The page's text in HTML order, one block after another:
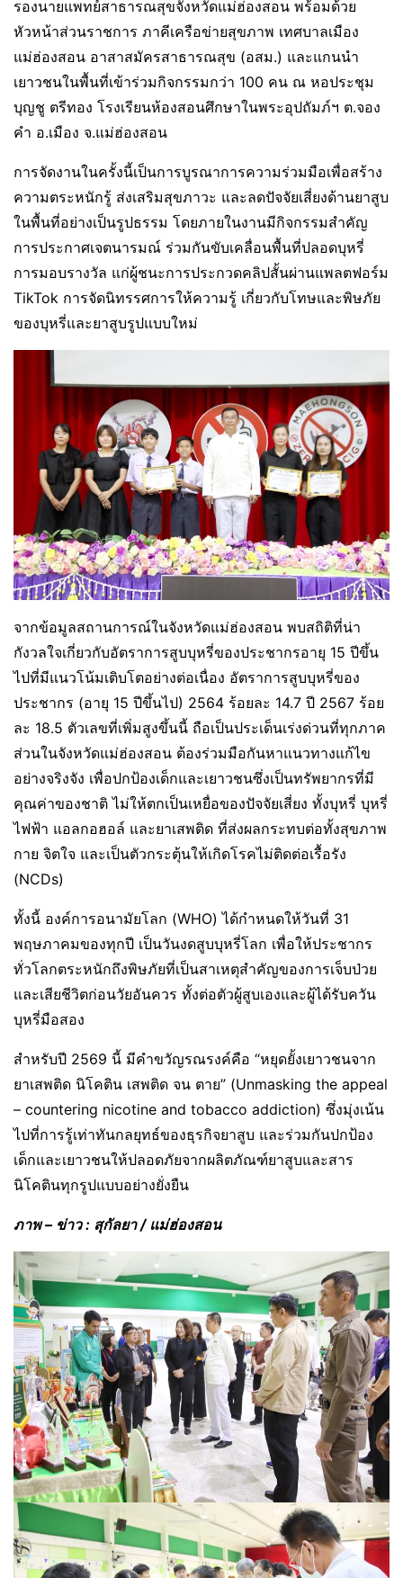
รองนายแพทย์สาธารณสุขจังหวัดแม่ฮ่องสอน พร้อมด้วย
หัวหน้าส่วนราชการ ภาคีเครือข่ายสุขภาพ เทศบาลเมือง
แม่ฮ่องสอน อาสาสมัครสาธารณสุข (อสม.) และแกนนำ
เยาวชนในพื้นที่เข้าร่วมกิจกรรมกว่า 100 คน ณ หอประชุม
บุญชู ตรีทอง โรงเรียนห้องสอนศึกษาในพระอุปถัมภ์ฯ ต.จอง
คำ อ.เมือง จ.แม่ฮ่องสอน
การจัดงานในครั้งนี้เป็นการบูรณาการความร่วมมือเพื่อสร้าง
ความตระหนักรู้ ส่งเสริมสุขภาวะ และลดปัจจัยเสี่ยงด้านยาสูบ
ในพื้นที่อย่างเป็นรูปธรรม โดยภายในงานมีกิจกรรมสำคัญ
การประกาศเจตนารมณ์ ร่วมกันขับเคลื่อนพื้นที่ปลอดบุหรี่
การมอบรางวัล แก่ผู้ชนะการประกวดคลิปสั้นผ่านแพลตฟอร์ม
TikTok การจัดนิทรรศการให้ความรู้ เกี่ยวกับโทษและพิษภัย
ของบุหรี่และยาสูบรูปแบบใหม่
จากข้อมูลสถานการณ์ในจังหวัดแม่ฮ่องสอน พบสถิติที่น่า
กังวลใจเกี่ยวกับอัตราการสูบบุหรี่ของประชากรอายุ 15 ปีขึ้น
ไปที่มีแนวโน้มเติบโตอย่างต่อเนื่อง อัตราการสูบบุหรี่ของ
ประชากร (อายุ 15 ปีขึ้นไป) 2564 ร้อยละ 14.7 ปี 2567 ร้อย
ละ 18.5 ตัวเลขที่เพิ่มสูงขึ้นนี้ ถือเป็นประเด็นเร่งด่วนที่ทุกภาค
ส่วนในจังหวัดแม่ฮ่องสอน ต้องร่วมมือกันหาแนวทางแก้ไข
อย่างจริงจัง เพื่อปกป้องเด็กและเยาวชนซึ่งเป็นทรัพยากรที่มี
คุณค่าของชาติ ไม่ให้ตกเป็นเหยื่อของปัจจัยเสี่ยง ทั้งบุหรี่ บุหรี่
ไฟฟ้า แอลกอฮอล์ และยาเสพติด ที่ส่งผลกระทบต่อทั้งสุขภาพ
กาย จิตใจ และเป็นตัวกระตุ้นให้เกิดโรคไม่ติดต่อเรื้อรัง
(NCDs)
ทั้งนี้ องค์การอนามัยโลก (WHO) ได้กำหนดให้วันที่ 31
พฤษภาคมของทุกปี เป็นวันงดสูบบุหรี่โลก เพื่อให้ประชากร
ทั่วโลกตระหนักถึงพิษภัยที่เป็นสาเหตุสำคัญของการเจ็บป่วย
และเสียชีวิตก่อนวัยอันควร ทั้งต่อตัวผู้สูบเองและผู้ได้รับควัน
บุหรี่มือสอง
สำหรับปี 2569 นี้ มีคำขวัญรณรงค์คือ “หยุดยั้งเยาวชนจาก
ยาเสพติด นิโคติน เสพติด จน ตาย” (Unmasking the appeal
– countering nicotine and tobacco addiction) ซึ่งมุ่งเน้น
ไปที่การรู้เท่าทันกลยุทธ์ของธุรกิจยาสูบ และร่วมกันปกป้อง
เด็กและเยาวชนให้ปลอดภัยจากผลิตภัณฑ์ยาสูบและสาร
นิโคตินทุกรูปแบบอย่างยั่งยืน
ภาพ – ข่าว : สุกัลยา / แม่ฮ่องสอน